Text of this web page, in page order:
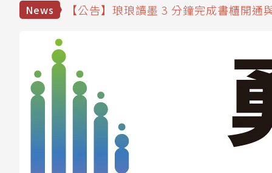
News
【公告】琅琅書店服務升級重要說明及